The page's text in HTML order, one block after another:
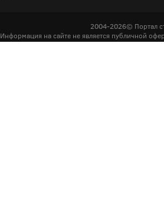
2004-2026© Портал
Информация на сайте не является публичной